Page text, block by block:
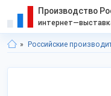
Производство
Российские